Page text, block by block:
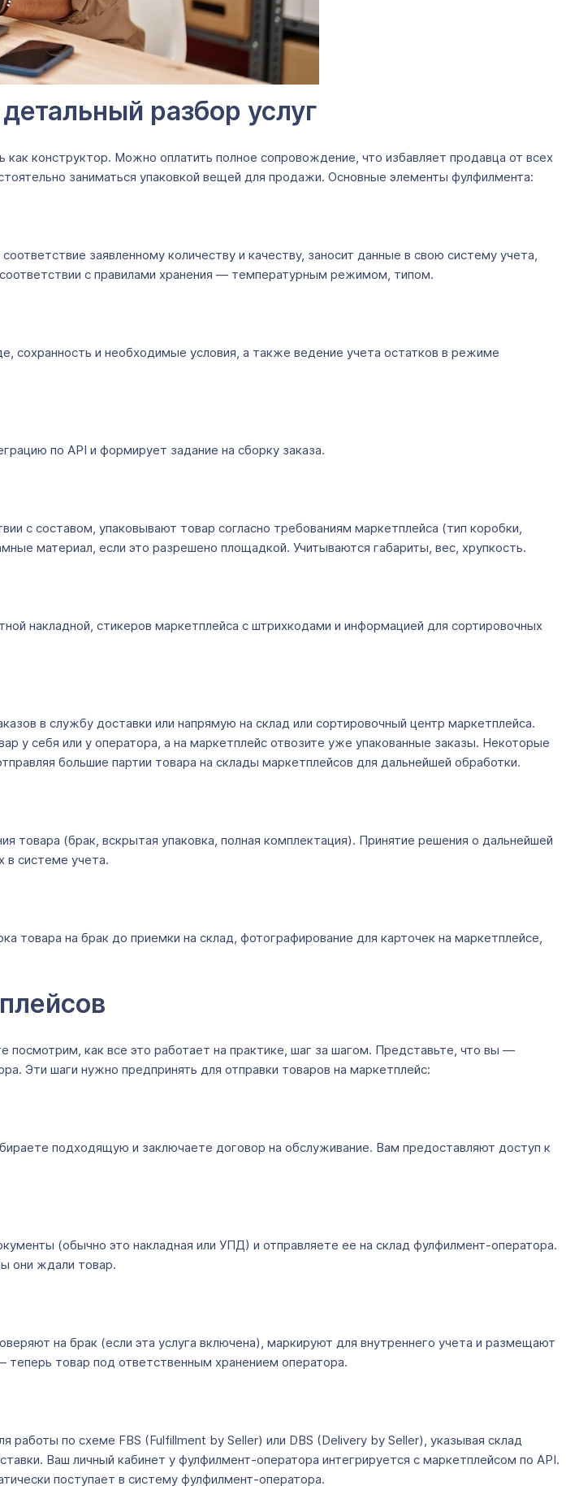
разбор услуг
конструктор. Можно оплатить полное сопровождение, что избавляет продавца от всех
заниматься упаковкой вещей для продажи. Основные элементы фулфилмента:
заявленному количеству и качеству, заносит данные в свою систему учета,
с правилами хранения ― температурным режимом, типом.
сохранность и необходимые условия, а также ведение учета остатков в режиме
по API и формирует задание на сборку заказа.
с составом, упаковывают товар согласно требованиям маркетплейса (тип коробки,
материал, если это разрешено площадкой. Учитываются габариты, вес, хрупкость.
накладной, стикеров маркетплейса с штрихкодами и информацией для сортировочных
в службу доставки или напрямую на склад или сортировочный центр маркетплейса.
у себя или у оператора, а на маркетплейс отвозите уже упакованные заказы. Некоторые
большие партии товара на склады маркетплейсов для дальнейшей обработки.
товара (брак, вскрытая упаковка, полная комплектация). Принятие решения о дальнейшей
в системе учета.
товара на брак до приемки на склад, фотографирование для карточек на маркетплейсе,
посмотрим, как все это работает на практике, шаг за шагом. Представьте, что вы ―
Эти шаги нужно предпринять для отправки товаров на маркетплейс:
подходящую и заключаете договор на обслуживание. Вам предоставляют доступ к
(обычно это накладная или УПД) и отправляете ее на склад фулфилмент-оператора.
они ждали товар.
на брак (если эта услуга включена), маркируют для внутреннего учета и размещают
товар под ответственным хранением оператора.
работы по схеме FBS (Fulfillment by Seller) или DBS (Delivery by Seller), указывая склад
Ваш личный кабинет у фулфилмент-оператора интегрируется с маркетплейсом по API.
поступает в систему фулфилмент-оператора.